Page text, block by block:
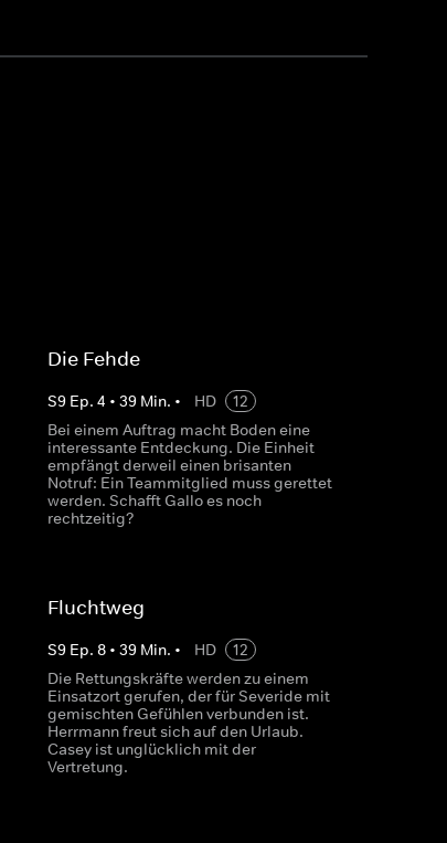
Die Fehde
S9 Ep. 4 • 39Min. • HD
12
Bei einem Auftrag macht Boden eine
interessante Entdeckung. Die Einheit
empfängt derweil einen brisanten
Notruf: Ein Teammitglied muss gerettet
werden. Schafft Gallo es noch
rechtzeitig?
Fluchtweg
S9 Ep. 8• 39Min. • HD
12
Die Rettungskräfte werden zu einem
Einsatzort gerufen, der für Severide mit
gemischten Gefühlen verbunden ist.
Herrmann freut sich auf den Urlaub.
Casey ist unglücklich mit der
Vertretung.